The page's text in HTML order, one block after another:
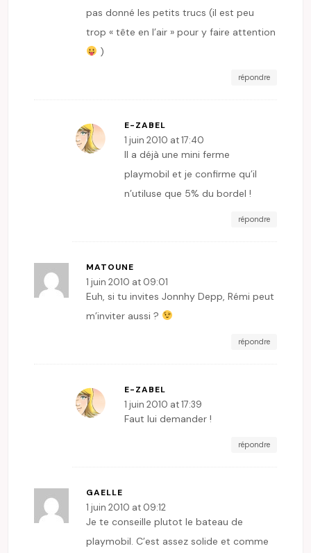
pas donné les petits trucs (il est peu
trop « tête en l’air » pour y faire attention
)
répondre
E-ZABEL
1 juin 2010 at 17:40
Il a déjà une mini ferme
playmobil et je confirme qu’il
n’utiluse que 5% du bordel !
répondre
MATOUNE
1 juin 2010 at 09:01
Euh, si tu invites Jonnhy Depp, Rémi peut
m’inviter aussi ?
répondre
E-ZABEL
1 juin 2010 at 17:39
Faut lui demander !
répondre
GAELLE
1 juin 2010 at 09:12
Je te conseille plutot le bateau de
playmobil. C’est assez solide et comme